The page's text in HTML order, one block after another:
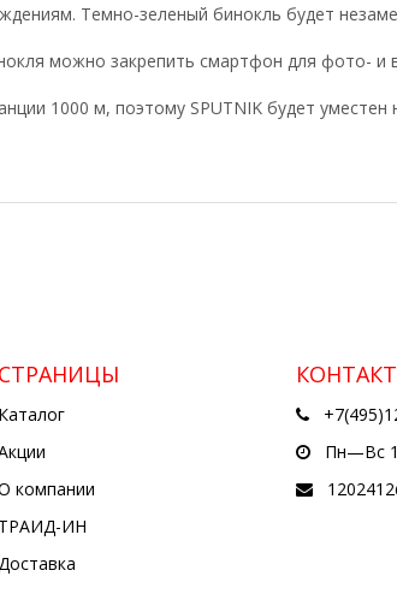
Темно-зеленый бинокль будет
можно закрепить смартфон для фото- и
1000 м, поэтому SPUTNIK будет уместен
СТРАНИЦЫ
Каталог
компании
ТРАИД-ИН
Пн—Вс